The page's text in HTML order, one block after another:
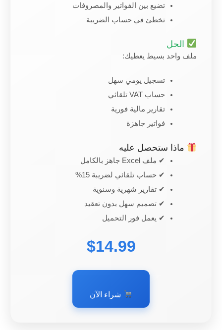
تضيع بين الفواتير والمصروفات
تخطئ في حساب الضريبة
الحل
ملف واحد بسيط يعطيك:
تسجيل يومي سهل
حساب VAT تلقائي
تقارير مالية فورية
فواتير جاهزة
ماذا ستحصل عليه
✔ ملف Excel جاهز بالكامل
✔ حساب تلقائي لضريبة 15%
✔ تقارير شهرية وسنوية
✔ تصميم سهل بدون تعقيد
✔ يعمل فور التحميل
$14.99
شراء الآن